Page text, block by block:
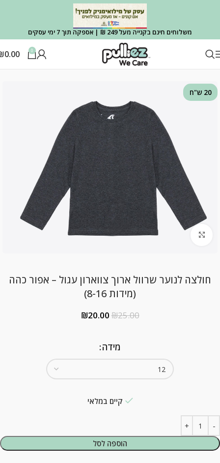
משלוחים חינם בקנייה מעל 249 ₪ | אספקה תוך 7 ימי עסקים
0
0.00
חולצה לנוער שרוול ארוך צווארון עגול – אפור כהה
(מידות 8-16)
₪25.00
₪20.00
מידה
קיים במלאי
הוספה לסל
עמוד הבית OUTLET OUTLET הלבשה
Click to enlarge
20 ש"ח